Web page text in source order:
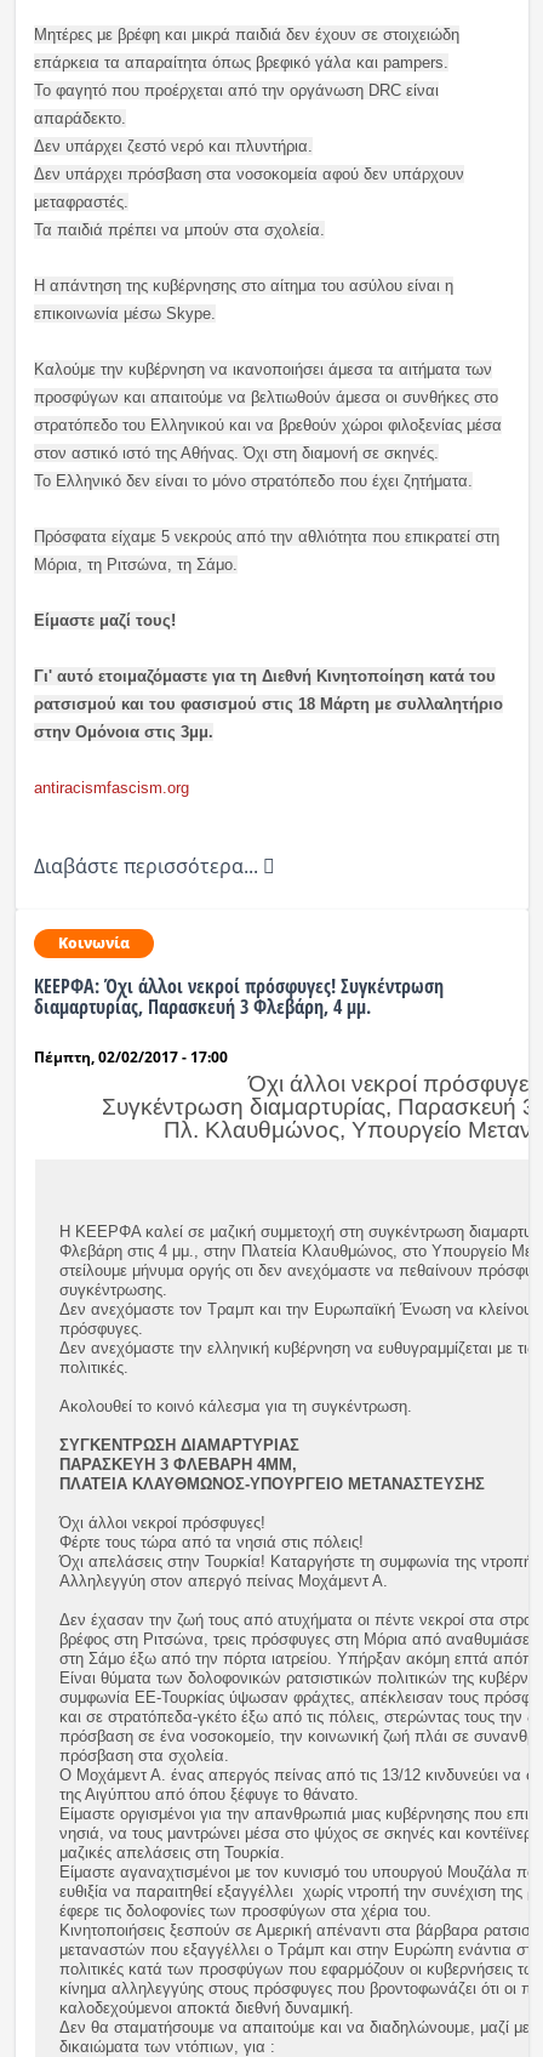
Μητέρες με βρέφη και μικρά παιδιά δεν έχουν σε στοιχειώδη
επάρκεια τα απαραίτητα όπως βρεφικό γάλα και pampers.
Το φαγητό που προέρχεται από την οργάνωση DRC είναι
απαράδεκτο.
Δεν υπάρχει ζεστό νερό και πλυντήρια.
Δεν υπάρχει πρόσβαση στα νοσοκομεία αφού δεν υπάρχουν
μεταφραστές.
Τα παιδιά πρέπει να μπούν στα σχολεία.
Η απάντηση της κυβέρνησης στο αίτημα του ασύλου είναι η
επικοινωνία μέσω Skype.
Καλούμε την κυβέρνηση να ικανοποιήσει άμεσα τα αιτήματα των
προσφύγων και απαιτούμε να βελτιωθούν άμεσα οι συνθήκες στο
στρατόπεδο του Ελληνικού και να βρεθούν χώροι φιλοξενίας μέσα
στον αστικό ιστό της Αθήνας. Όχι στη διαμονή σε σκηνές.
Το Ελληνικό δεν είναι το μόνο στρατόπεδο που έχει ζητήματα.
Πρόσφατα είχαμε 5 νεκρούς από την αθλιότητα που επικρατεί στη
Μόρια, τη Ριτσώνα, τη Σάμο.
Είμαστε μαζί τους!
Γι' αυτό ετοιμαζόμαστε για τη Διεθνή Κινητοποίηση κατά του
ρατσισμού και του φασισμού στις 18 Μάρτη με συλλαλητήριο
στην Ομόνοια στις 3μμ.
antiracismfascism.org
Διαβάστε περισσότερα...
Κοινωνία
ΚΕΕΡΦΑ: Όχι άλλοι νεκροί πρόσφυγες! Συγκέντρωση
διαμαρτυρίας, Παρασκευή 3 Φλεβάρη, 4 μμ.
Πέμπτη, 02/02/2017 - 17:00
Όχι άλλοι νεκροί
Συγκέντρωση διαμαρτυρίας, Παρασκευή
Πλ. Κλαυθμώνος, Υπουργείο
Η ΚΕΕΡΦΑ καλεί σε μαζική συμμετοχή στη συγκέντρωση
Φλεβάρη στις 4 μμ., στην Πλατεία Κλαυθμώνος, στο Υπουργείο
στείλουμε μήνυμα οργής οτι δεν ανεχόμαστε να πεθαίνουν
συγκέντρωσης.
Δεν ανεχόμαστε τον Τραμπ και την Ευρωπαϊκή Ένωση να
πρόσφυγες.
Δεν ανεχόμαστε την ελληνική κυβέρνηση να ευθυγραμμίζεται με τις
πολιτικές.
Ακολουθεί το κοινό κάλεσμα για τη συγκέντρωση.
ΣΥΓΚΕΝΤΡΩΣΗ ΔΙΑΜΑΡΤΥΡΙΑΣ
ΠΑΡΑΣΚΕΥΗ 3 ΦΛΕΒΑΡΗ 4ΜΜ,
ΠΛΑΤΕΙΑ ΚΛΑΥΘΜΩΝΟΣ-ΥΠΟΥΡΓΕΙΟ ΜΕΤΑΝΑΣΤΕΥΣΗΣ
Όχι άλλοι νεκροί πρόσφυγες!
Φέρτε τους τώρα από τα νησιά στις πόλεις!
Όχι απελάσεις στην Τουρκία! Καταργήστε τη συμφωνία της
Αλληλεγγύη στον απεργό πείνας Μοχάμεντ Α.
Δεν έχασαν την ζωή τους από ατυχήματα οι πέντε νεκροί στα
βρέφος στη Ριτσώνα, τρεις πρόσφυγες στη Μόρια από
στη Σάμο έξω από την πόρτα ιατρείου. Υπήρξαν ακόμη επτά
Είναι θύματα των δολοφονικών ρατσιστικών πολιτικών της
συμφωνία ΕΕ-Τουρκίας ύψωσαν φράχτες, απέκλεισαν τους
και σε στρατόπεδα-γκέτο έξω από τις πόλεις, στερώντας τους την
πρόσβαση σε ένα νοσοκομείο, την κοινωνική ζωή πλάι σε
πρόσβαση στα σχολεία.
Ο Μοχάμεντ Α. ένας απεργός πείνας από τις 13/12 κινδυνεύει να
της Αιγύπτου από όπου ξέφυγε το θάνατο.
Είμαστε οργισμένοι για την απανθρωπιά μιας κυβέρνησης που
νησιά, να τους μαντρώνει μέσα στο ψύχος σε σκηνές και κοντέϊνερ
μαζικές απελάσεις στη Τουρκία.
Είμαστε αγαναχτισμένοι με τον κυνισμό του υπουργού Μουζάλα που
ευθιξία να παραιτηθεί εξαγγέλλει χωρίς ντροπή την συνέχιση της
έφερε τις δολοφονίες των προσφύγων στα χέρια του.
Κινητοποιήσεις ξεσπούν σε Αμερική απέναντι στα βάρβαρα
μεταναστών που εξαγγέλλει ο Τράμπ και στην Ευρώπη ενάντια
πολιτικές κατά των προσφύγων που εφαρμόζουν οι κυβερνήσεις
κίνημα αλληλεγγύης στους πρόσφυγες που βροντοφωνάζει ότι οι
καλοδεχούμενοι αποκτά διεθνή δυναμική.
Δεν θα σταματήσουμε να απαιτούμε και να διαδηλώνουμε, μαζί με
δικαιώματα των ντόπιων, για :